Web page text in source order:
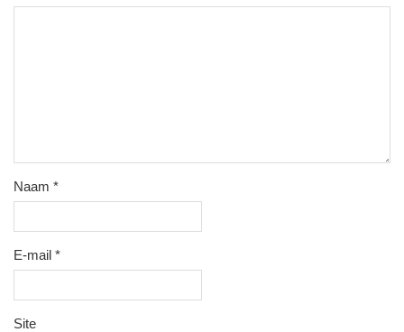
Naam *
E-mail *
Site